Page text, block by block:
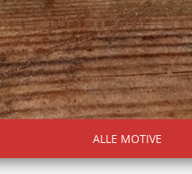
ALLE MOTIVE